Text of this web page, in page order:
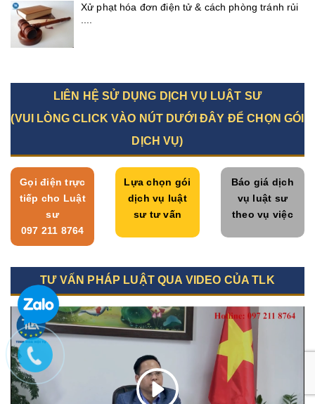
Xử phạt hóa đơn điện tử & cách phòng tránh rủi
LIÊN HỆ SỬ DỤNG DỊCH VỤ LUẬT SƯ
(VUI LÒNG CLICK VÀO NÚT DƯỚI ĐÂY ĐỂ CHỌN GÓI
DỊCH VỤ)
Gọi điện trực
tiếp cho Luật
sư
097 211 8764
Lựa chọn gói
dịch vụ luật
sư tư vấn
Báo giá dịch
vụ luật sư
theo vụ việc
TƯ VẤN PHÁP LUẬT QUA VIDEO CỦA TLK